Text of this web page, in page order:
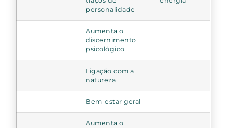
personalidade
Aumenta o
discernimento
psicológico
Ligação com a
natureza
Bem-estar geral
Aumenta o